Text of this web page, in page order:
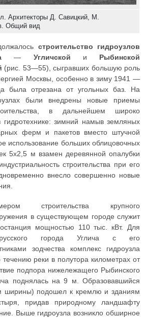
Архитекторы Д. Савицкий, М.
Общий вид
строительство гидроузлов
— Угличской и Рыбинской
(рис. 53—55), сыгравших большую роль
Москвы, особенно в зиму 1941 —
была отрезана от угольных баз. На
были внедрены новые приемы
в дальнейшем широко
гидротехнике: зимний намыв земляных
ферм и пакетов вместо штучной
использование больших облицовочных
5x2,5 м взамен деревянной опалубки
строительства при его
внесло совершенно новые
строительства крупного
в существующем городе служит
мощностью 110 тыс. кВт. Для
города Углича с его
зодчества комплекс гидроузла
реки в полутора километрах от
подпора нижележащего Рыбинского
поднялась на 9 м. Образовавшийся
ширины) подошел к кремлю и зданиям
придав природному ландшафту
Выше гидроузла возникло обширное